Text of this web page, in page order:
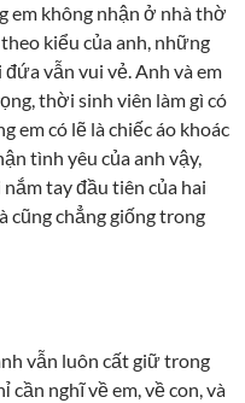
em không nhận ở nhà thờ
kiểu của anh, những
vẫn vui vẻ. Anh và em
thời sinh viên làm gì có
em có lẽ là chiếc áo khoác
tình yêu của anh vậy,
tay đầu tiên của hai
cũng chẳng giống trong
vẫn luôn cất giữ trong
cần nghĩ về em, về con, và